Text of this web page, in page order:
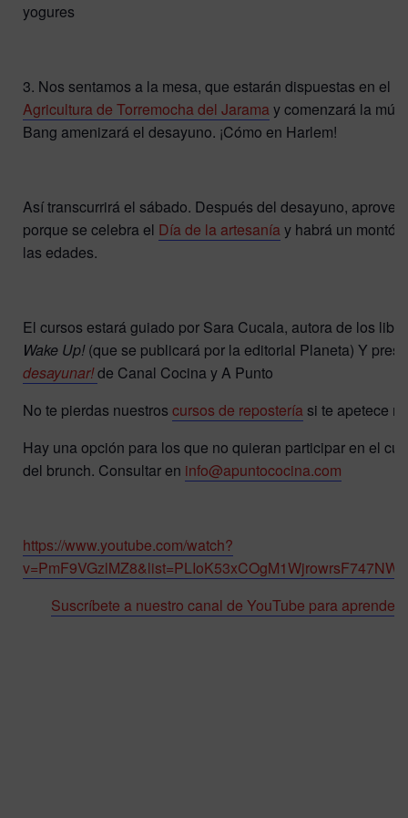
yogures
3. Nos sentamos a la mesa, que estarán dispuestas en el
Agricultura de Torremocha del Jarama y comenzará la
Bang amenizará el desayuno. ¡Cómo en Harlem!
Así transcurrirá el sábado. Después del desayuno,
porque se celebra el Día de la artesanía y habrá un
las edades.
El cursos estará guiado por Sara Cucala, autora de los
Wake Up!(que se publicará por la editorial Planeta) Y
desayunar!de Canal Cocina y A Punto
No te pierdas nuestros cursos de repostería si te apetece
Hay una opción para los que no quieran participar en el
del brunch. Consultar en info@apuntococina.com
https://www.youtube.com/watch?
Suscríbete a nuestro canal de YouTube para